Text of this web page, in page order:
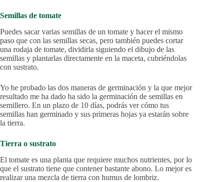
Semillas de tomate
Puedes sacar varias semillas de un tomate y hacer el mismo
paso que con las semillas secas, pero también puedes cortar
una rodaja de tomate, dividirla siguiendo el dibujo de las
semillas y plantarlas directamente en la maceta, cubriéndolas
con sustrato.
Yo he probado las dos maneras de germinación y la que mejor
resultado me ha dado ha sido la germinación de semillas en
semillero. En un plazo de 10 días, podrás ver cómo tus
semillas han germinado y sus primeras hojas ya estarán sobre
la tierra.
Tierra o sustrato
El tomate es una planta que requiere muchos nutrientes, por lo
que el sustrato tiene que contener bastante abono. Lo mejor es
realizar una mezcla de tierra con humus de lombriz.